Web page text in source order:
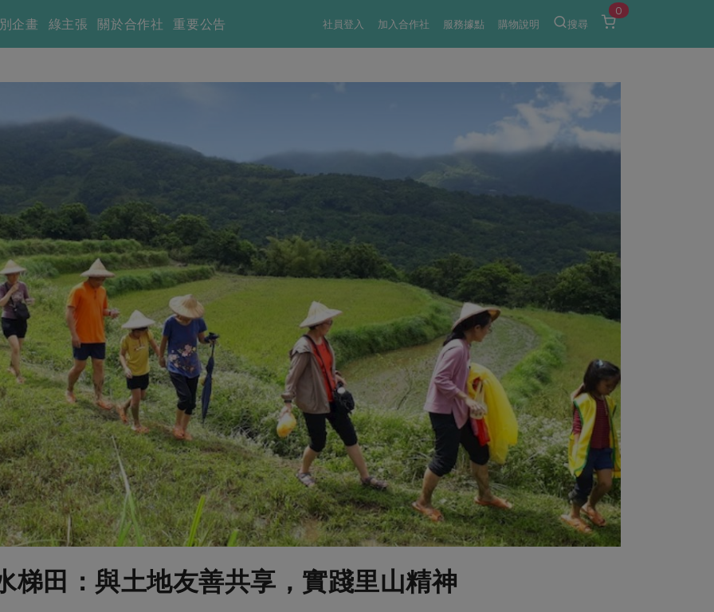
社員登入 加入合作社 服務據點 購物說明 搜尋
0
企畫 綠主張 關於合作社 重要公告
梯田：與土地友善共享，實踐里山精神